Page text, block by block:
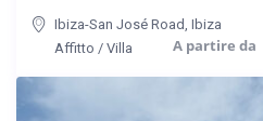
Ibiza-San José Road ,Ibiza
Affitto /Villa